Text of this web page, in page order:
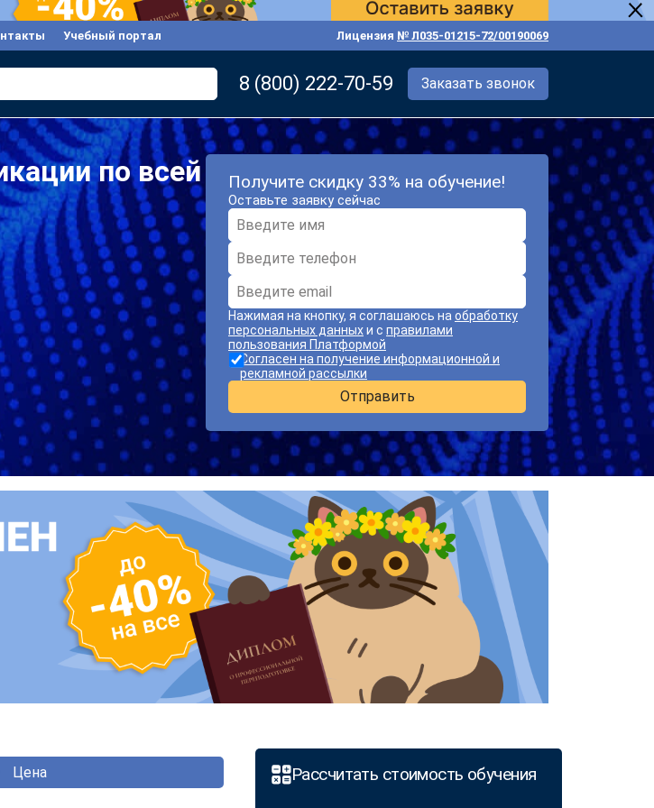
Учебный портал Лицензия № Л035-01215-72/00190069
8 (800) 222-70-59 Заказать звонок
по всей
Получите скидку 33% на обучение!
Оставьте заявку сейчас
Нажимая на кнопку, я соглашаюсь на обработку
персональных данныхи с правилами
пользования Платформой
Согласен на получение информационной и
рекламной рассылки
Отправить
Рассчитать стоимость обучения
Цена